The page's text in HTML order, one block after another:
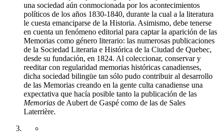
una sociedad aún conmocionada por los acontecimientos
políticos de los años 1830-1840, durante la cual a la literatura
le cuesta emanciparse de la Historia. Asimismo, debe tenerse
en cuenta un fenómeno editorial para captar la aparición de las
Memorias como género literario: las numerosas publicaciones
de la Sociedad Literaria e Histórica de la Ciudad de Quebec,
desde su fundación, en 1824. Al coleccionar, conservar y
reeditar con regularidad memorias históricas canadienses,
dicha sociedad bilingüe tan sólo pudo contribuir al desarrollo
de las Memorias creando en la gente culta canadiense una
expectativa que hacía posible tanto la publicación de las
Memorias de Aubert de Gaspé como de las de Sales
Laterrière.